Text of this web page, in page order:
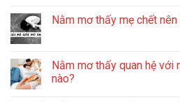
Nằm mơ thấy mẹ chết
Nằm mơ thấy quan hệ
nào?